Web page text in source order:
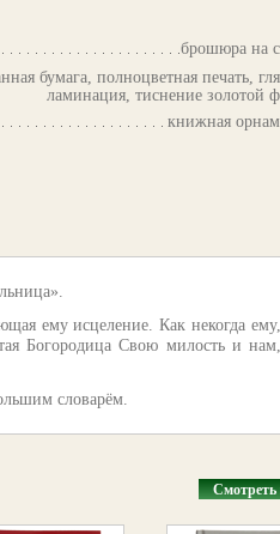
брошюра на
бумага, полноцветная печать,
ламинация, тиснение золотой
книжная
ему исцеление. Как некогда ему,
Богородица Свою милость и нам,
словарём.
Смотреть